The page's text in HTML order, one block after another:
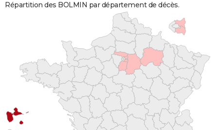
Répartition des BOLMIN par département de décès.